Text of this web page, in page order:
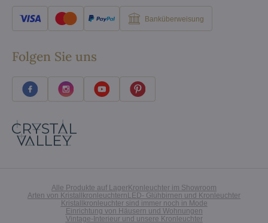
Banküberweisung
Folgen Sie uns
Alle Produkte auf LagerKronleuchter im Showroom
Arten von Kristallkronleuchtern LED- Glühbirnen und Kronleuchter
Kristallkronleuchter sind immer noch in Mode
Einrichtung von Häusern und Wohnungen
Vintage-Interieur und unsere Kronleuchter